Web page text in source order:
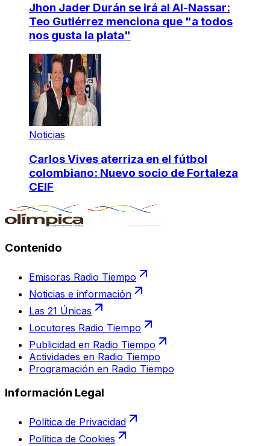
Jhon Jader Durán se irá al Al-Nassar:
Teo Gutiérrez menciona que "a todos
nos gusta la plata"
Noticias
Carlos Vives aterriza en el fútbol
colombiano: Nuevo socio de Fortaleza
CEIF
Contenido
Emisoras Radio Tiempo
Noticias e información
Las 21 Únicas
Locutores Radio Tiempo
Publicidad en Radio Tiempo
Actividades en Radio Tiempo
Programación en Radio Tiempo
Información Legal
Política de Privacidad
Política de Cookies